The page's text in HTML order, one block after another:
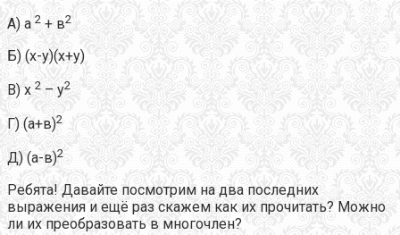
А) а 2 + в2
Б) (х-у)(х+у)
В) х 2 – у2
Г) (а+в)2
Д) (а-в)2
Ребята! Давайте посмотрим на два последних
выражения и ещё раз скажем как их прочитать? Можно
ли их преобразовать в многочлен?